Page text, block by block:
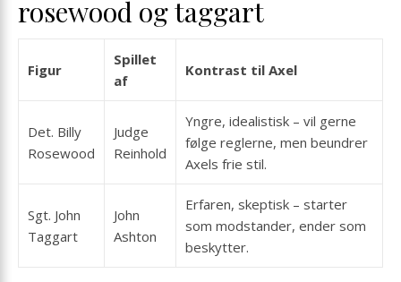
rosewood og taggart
Figur
Spillet
af
Kontrast til Axel
Det. Billy
Rosewood
Judge
Reinhold
Yngre, idealistisk – vil gerne
følge reglerne, men beundrer
Axels frie stil.
Sgt. John
Taggart
John
Ashton
Erfaren, skeptisk – starter
som modstander, ender som
beskytter.